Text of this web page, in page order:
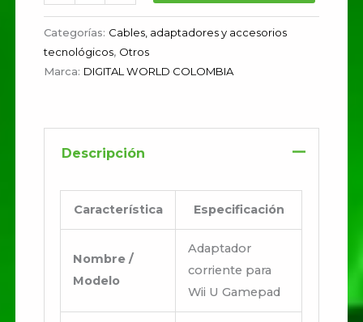
Categorías: Cables, adaptadores y accesorios
tecnológicos, Otros
Marca: DIGITAL WORLD COLOMBIA
Descripción
Característica Especificación
Nombre /
Modelo
Adaptador
corriente para
Wii U Gamepad